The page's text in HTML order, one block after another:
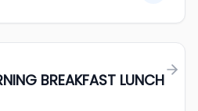
BREAKFAST LUNCH